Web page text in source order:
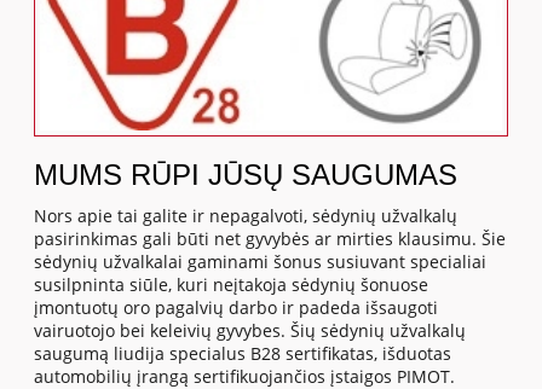
MUMS RŪPI JŪSŲ SAUGUMAS
Nors apie tai galite ir nepagalvoti, sėdynių užvalkalų
pasirinkimas gali būti net gyvybės ar mirties klausimu. Šie
sėdynių užvalkalai gaminami šonus susiuvant specialiai
susilpninta siūle, kuri neįtakoja sėdynių šonuose
įmontuotų oro pagalvių darbo ir padeda išsaugoti
vairuotojo bei keleivių gyvybes. Šių sėdynių užvalkalų
saugumą liudija specialus B28 sertifikatas, išduotas
automobilių įrangą sertifikuojančios įstaigos PIMOT.